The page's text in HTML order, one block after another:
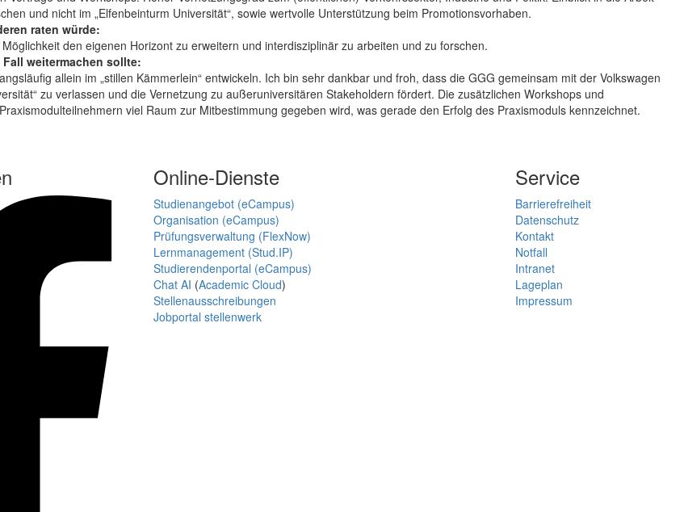
und nicht im „Elfenbeinturm Universität“, sowie wertvolle Unterstützung beim Promotionsvorhaben.
raten würde:
den eigenen Horizont zu erweitern und interdisziplinär zu arbeiten und zu forschen.
weitermachen sollte:
allein im „stillen Kämmerlein“ entwickeln. Ich bin sehr dankbar und froh, dass die GGG gemeinsam mit der Volkswagen
zu verlassen und die Vernetzung zu außeruniversitären Stakeholdern fördert. Die zusätzlichen Workshops und
viel Raum zur Mitbestimmung gegeben wird, was gerade den Erfolg des Praxismoduls kennzeichnet.
Online-Dienste
Studienangebot (eCampus)
Organisation (eCampus)
Prüfungsverwaltung (FlexNow)
Lernmanagement (Stud.IP)
Studierendenportal (eCampus)
Chat AI (Academic Cloud)
Stellenausschreibungen
Jobportal stellenwerk
Service
Barrierefreiheit
Datenschutz
Kontakt
Notfall
Intranet
Lageplan
Impressum